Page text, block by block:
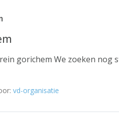
gorichem We zoeken nog
vd-organisatie